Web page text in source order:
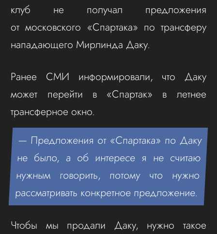
клуб не получал предложения
от московского «Спартака» по трансферу
нападающего Мирлинда Даку.
Ранее СМИ информировали, что Даку
может перейти в «Спартак» в летнее
трансферное окно.
— Предложения от «Спартака» по Даку
не было, а об интересе я не считаю
нужным говорить, потому что нужно
рассматривать конкретное предложение.
Чтобы мы продали Даку, нужно такое